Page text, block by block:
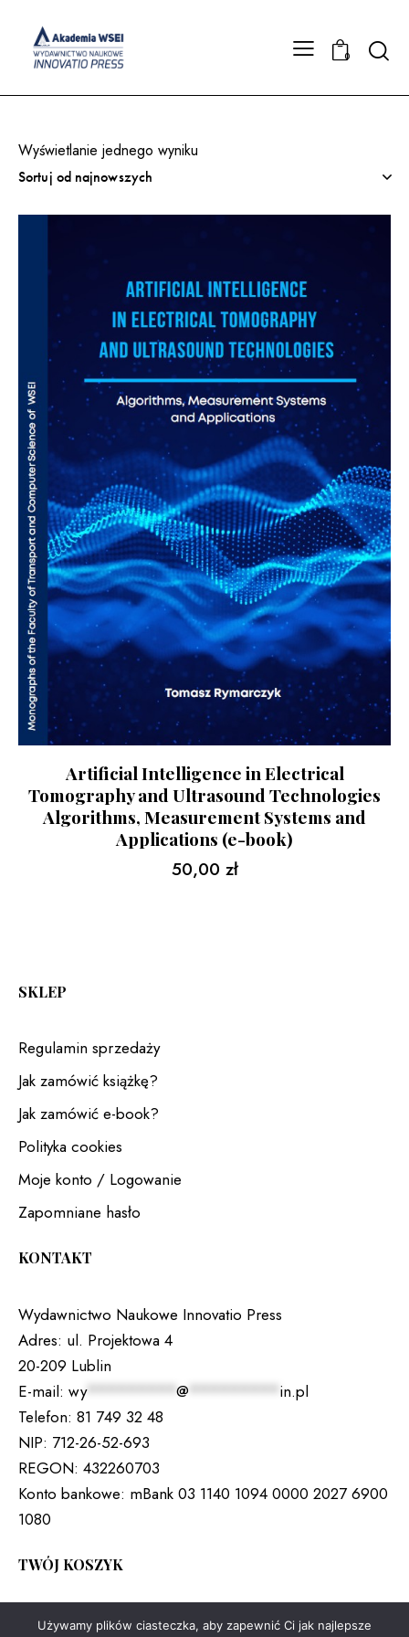
0
Wyświetlanie jednego wyniku
Artificial Intelligence in Electrical
Tomography and Ultrasound Technologies
Algorithms, Measurement Systems and
Applications (e-book)
50,00 zł
SKLEP
Regulamin sprzedaży
Jak zamówić książkę?
Jak zamówić e-book?
Polityka cookies
Moje konto / Logowanie
Zapomniane hasło
KONTAKT
Wydawnictwo Naukowe Innovatio Press
Adres: ul. Projektowa 4
20-209 Lublin
E-mail: wy*********@ ********* in.pl
Telefon: 81 749 32 48
NIP: 712-26-52-693
REGON: 432260703
Konto bankowe: mBank 03 1140 1094 0000 2027 6900
1080
TWÓJ KOSZYK
Brak produktów w koszyku.
Używamy plików ciasteczka, aby zapewnić Ci jak najlepsze